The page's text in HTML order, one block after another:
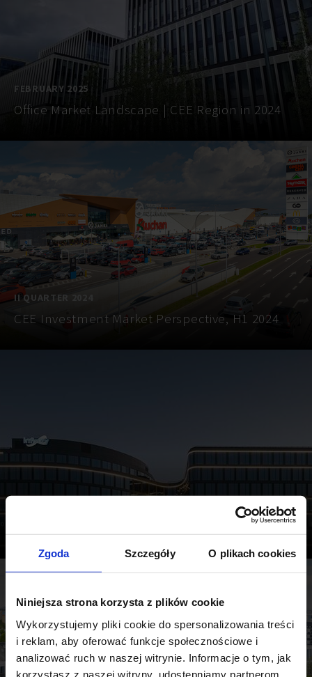
Zgoda Szczegóły O plikach cookies
Niniejsza strona korzysta z plików cookie
Wykorzystujemy pliki cookie do spersonalizowania treści
i reklam, aby oferować funkcje społecznościowe i
analizować ruch w naszej witrynie. Informacje o tym, jak
korzystasz z naszej witryny, udostępniamy partnerom
FEBRUARY 2025
Office Market Landscape | CEE Region in 2024
II QUARTER 2024
CEE Investment Market Perspective, H1 2024
Office Market Landscape | CEE Region in H1 2024